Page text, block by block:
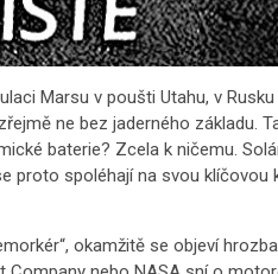
Marsu v poušti Utahu, v
ne bez jaderného základu.
baterie? Zcela k ničemu.
proto spoléhají na svou klíčovou
okamžitě se objeví